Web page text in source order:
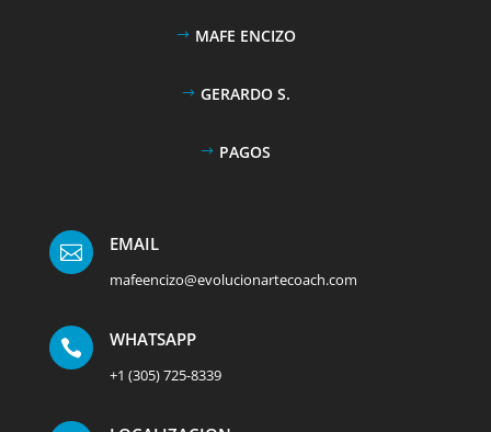
MAFE ENCIZO
GERARDO S.
PAGOS
 EMAIL
mafeencizo@evolucionartecoach.com
 WHATSAPP
+1 (305) 725-8339